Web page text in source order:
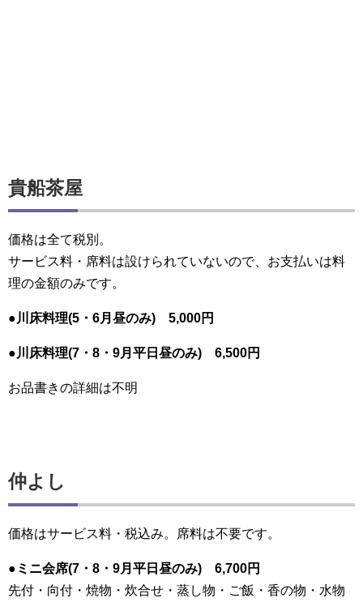
貴船茶屋
価格は全て税別 。
サービス料・席料は設けられていないので、 お支払いは料
理の金額のみです。
●川床料理(5・6月昼のみ) 5,000円
●川床料理(7・8・9月平日昼のみ) 6,500円
お品書きの詳細は不明
仲よし
価格はサービス料・税込み。 席料は不要です。
●ミニ会席(7・8・9月平日昼のみ) 6,700円
先付・向付・焼物・炊合せ・蒸し物・ご飯・香の物・水物